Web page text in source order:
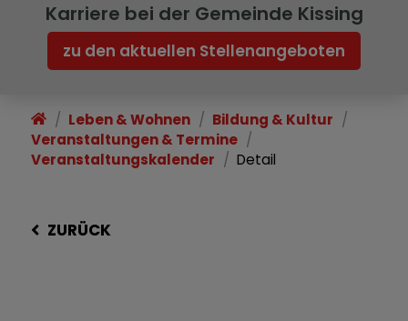
Karriere bei der Gemeinde Kissing
zu den aktuellen Stellenangeboten
Leben & Wohnen
Bildung & Kultur
Veranstaltungen & Termine
Veranstaltungskalender
Detail
ZURÜCK